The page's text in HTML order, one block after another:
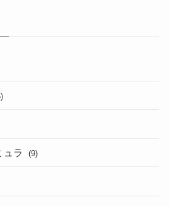
ュラ (9)